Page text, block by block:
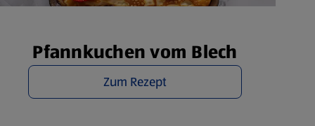
Pfannkuchen vom Blech
Zum Rezept